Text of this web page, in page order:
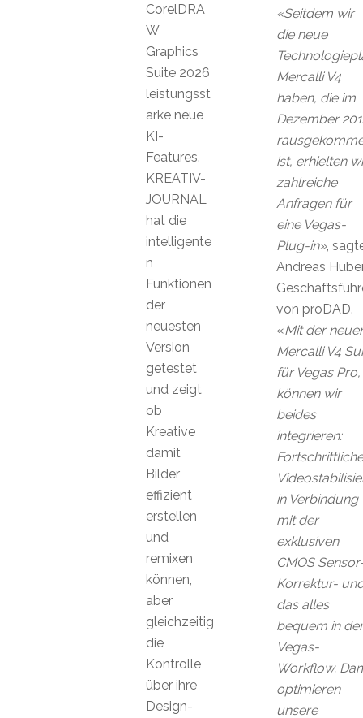
«Seitdem wir
die neue
Mercalli V4
haben, die im
Dezember
ist, erhielten
zahlreiche
Anfragen für
eine Vegas-
Plug-in»,
Andreas
von proDAD.
«Mit der
Mercalli V4
für Vegas Pro,
können wir
beides
integrieren:
Fortschrittliche
in Verbindung
mit der
exklusiven
CMOS
Korrektur-
das alles
bequem in
Vegas-
Workflow.
optimieren
unsere
CorelDRA
W
Graphics
Suite 2026
leistungsst
arke neue
KI-
Features.
KREATIV-
JOURNAL
hat die
intelligente
n
Funktionen
der
neuesten
Version
getestet
und zeigt
ob
Kreative
damit
Bilder
effizient
erstellen
und
remixen
können,
aber
gleichzeitig
die
Kontrolle
über ihre
Design-